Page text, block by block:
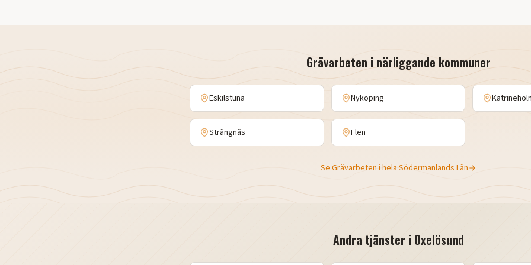
Grävarbeten i närliggande kommuner
Eskilstuna Nyköping
Strängnäs Flen
Se Grävarbeten i hela Södermanlands Län
Andra tjänster i Oxelösund